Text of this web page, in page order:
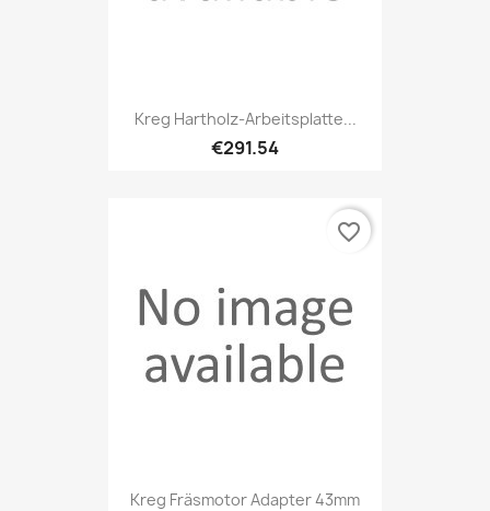
Kreg Hartholz-Arbeitsplatte...
€291.54
Kreg Fräsmotor Adapter 43mm
favorite_border